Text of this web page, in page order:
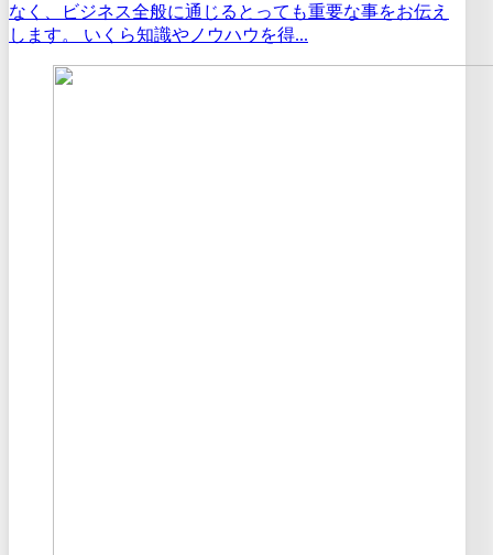
なく、ビジネス全般に通じるとっても重要な事をお伝え
します。 いくら知識やノウハウを得...